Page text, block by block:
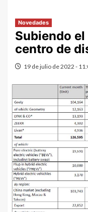
Novedades
Subiendo
centro de
19 de julio de 2022 -